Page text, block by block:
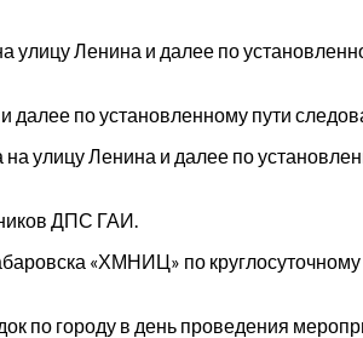
Ленина и далее по
по установленному пути
улицу Ленина и далее по
ДПС ГАИ.
«ХМНИЦ» по круглосуточному
по городу в день проведения